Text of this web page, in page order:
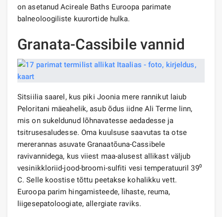
on asetanud Acireale Baths Euroopa parimate
balneoloogiliste kuurortide hulka.
Granata-Cassibile vannid
Sitsiilia saarel, kus piki Joonia mere rannikut laiub
Peloritani mäeahelik, asub õdus iidne Ali Terme linn,
mis on sukeldunud lõhnavatesse aedadesse ja
tsitrusesaludesse. Oma kuulsuse saavutas ta otse
mererannas asuvate Granaatõuna-Cassibele
ravivannidega, kus viiest maa-alusest allikast väljub
vesinikkloriid-jood-broomi-sulfiti vesi temperatuuril 39⁰
C. Selle koostise tõttu peetakse kohalikku vett.
Euroopa parim hingamisteede, lihaste, reuma,
liigesepatoloogiate, allergiate raviks.